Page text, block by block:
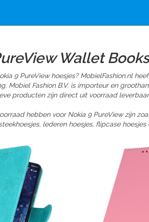
Wallet
9 PureView hoesjes? MobielFashion.nl
Mobiel Fashion B.V. is importeur en
producten zijn direct uit voorraad
hebben voor Nokia 9 PureView zijn
lederen hoesjes, flipcase